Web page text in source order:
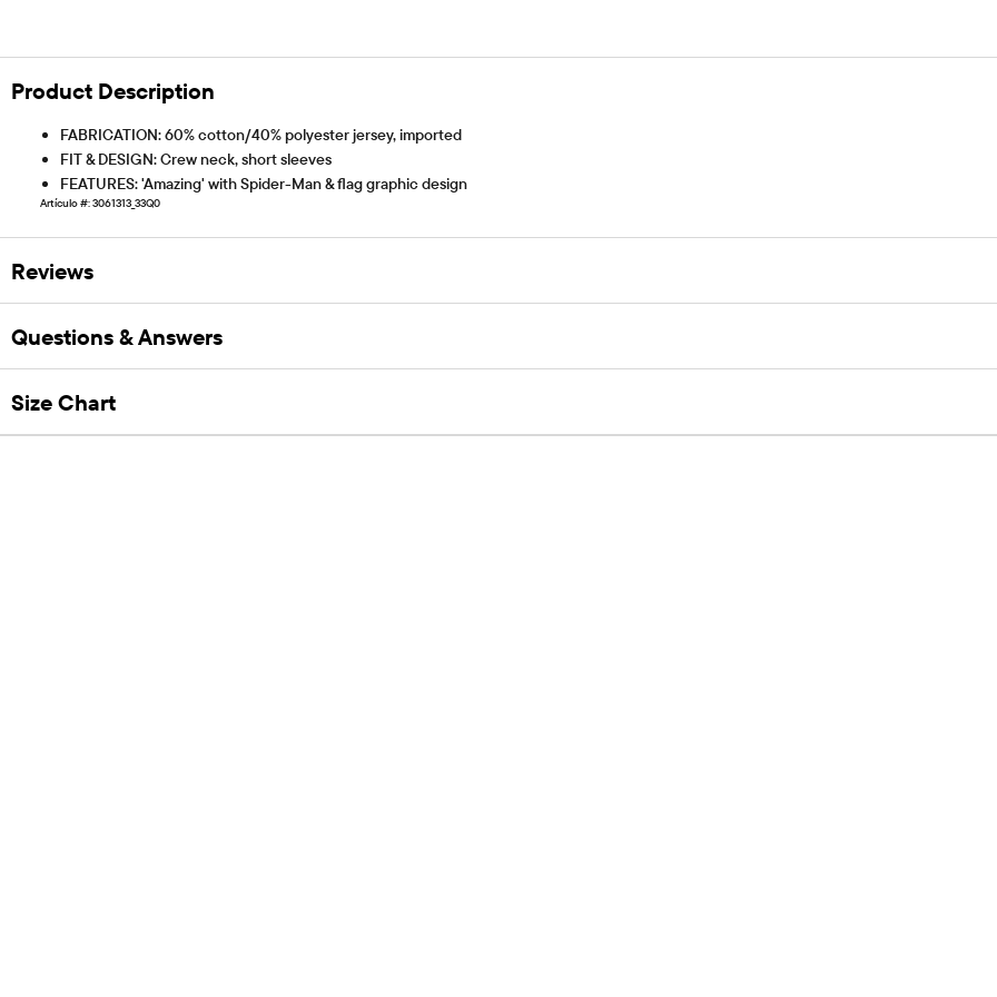
Product Description
FABRICATION: 60% cotton/40% polyester jersey, imported
FIT & DESIGN: Crew neck, short sleeves
FEATURES: 'Amazing' with Spider-Man & flag graphic design
Artículo #: 3061313_33Q0
Reviews
Questions & Answers
Size Chart